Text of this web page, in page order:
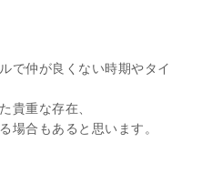
で仲が良くない時期やタイ
貴重な存在、
場合もあると思います。